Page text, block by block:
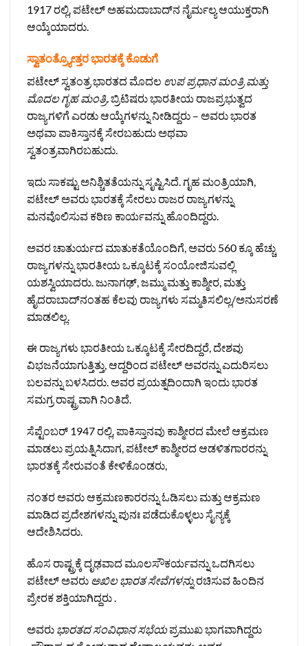
1917 ರಲ್ಲಿ, ಪಟೇಲ್ ಅಹಮದಾಬಾದ್‌ನ ನೈರ್ಮಲ್ಯ ಆಯುಕ್ತರಾಗಿ
ಆಯ್ಕೆಯಾದರು.
ಸ್ವಾತಂತ್ರ್ಯೋತ್ತರ ಭಾರತಕ್ಕೆ ಕೊಡುಗೆ
ಪಟೇಲ್ ಸ್ವತಂತ್ರ ಭಾರತದ ಮೊದಲ ಉಪ ಪ್ರಧಾನ ಮಂತ್ರಿ ಮತ್ತು
ಮೊದಲ ಗೃಹ ಮಂತ್ರಿ.ಬ್ರಿಟಿಷರು ಭಾರತೀಯ ರಾಜಪ್ರಭುತ್ವದ
ರಾಜ್ಯಗಳಿಗೆ ಎರಡು ಆಯ್ಕೆಗಳನ್ನು ನೀಡಿದ್ದರು – ಅವರು ಭಾರತ
ಅಥವಾ ಪಾಕಿಸ್ತಾನಕ್ಕೆ ಸೇರಬಹುದು ಅಥವಾ
ಸ್ವತಂತ್ರವಾಗಿರಬಹುದು.
ಇದು ಸಾಕಷ್ಟು ಅನಿಶ್ಚಿತತೆಯನ್ನು ಸೃಷ್ಟಿಸಿದೆ. ಗೃಹ ಮಂತ್ರಿಯಾಗಿ,
ಪಟೇಲ್ ಅವರು ಭಾರತಕ್ಕೆ ಸೇರಲು ರಾಜರ ರಾಜ್ಯಗಳನ್ನು
ಮನವೊಲಿಸುವ ಕಠಿಣ ಕಾರ್ಯವನ್ನು ಹೊಂದಿದ್ದರು.
ಅವರ ಚಾತುರ್ಯದ ಮಾತುಕತೆಯೊಂದಿಗೆ, ಅವರು 560 ಕ್ಕೂ ಹೆಚ್ಚು
ರಾಜ್ಯಗಳನ್ನು ಭಾರತೀಯ ಒಕ್ಕೂಟಕ್ಕೆ ಸಂಯೋಜಿಸುವಲ್ಲಿ
ಯಶಸ್ವಿಯಾದರು. ಜುನಾಗಢ್, ಜಮ್ಮು ಮತ್ತು ಕಾಶ್ಮೀರ, ಮತ್ತು
ಹೈದರಾಬಾದ್‌ನಂತಹ ಕೆಲವು ರಾಜ್ಯಗಳು ಸಮ್ಮತಿಸಲಿಲ್ಲ/ಅನುಸರಣೆ
ಮಾಡಲಿಲ್ಲ.
ಈ ರಾಜ್ಯಗಳು ಭಾರತೀಯ ಒಕ್ಕೂಟಕ್ಕೆ ಸೇರದಿದ್ದರೆ, ದೇಶವು
ವಿಭಜನೆಯಾಗುತ್ತಿತ್ತು, ಆದ್ದರಿಂದ ಪಟೇಲ್ ಅವರನ್ನು ಎದುರಿಸಲು
ಬಲವನ್ನು ಬಳಸಿದರು. ಅವರ ಪ್ರಯತ್ನದಿಂದಾಗಿ ಇಂದು ಭಾರತ
ಸಮಗ್ರ ರಾಷ್ಟ್ರವಾಗಿ ನಿಂತಿದೆ.
ಸೆಪ್ಟೆಂಬರ್ 1947 ರಲ್ಲಿ, ಪಾಕಿಸ್ತಾನವು ಕಾಶ್ಮೀರದ ಮೇಲೆ ಆಕ್ರಮಣ
ಮಾಡಲು ಪ್ರಯತ್ನಿಸಿದಾಗ, ಪಟೇಲ್ ಕಾಶ್ಮೀರದ ಆಡಳಿತಗಾರರನ್ನು
ಭಾರತಕ್ಕೆ ಸೇರುವಂತೆ ಕೇಳಿಕೊಂಡರು,
ನಂತರ ಅವರು ಆಕ್ರಮಣಕಾರರನ್ನು ಓಡಿಸಲು ಮತ್ತು ಆಕ್ರಮಣ
ಮಾಡಿದ ಪ್ರದೇಶಗಳನ್ನು ಪುನಃ ಪಡೆದುಕೊಳ್ಳಲು ಸೈನ್ಯಕ್ಕೆ
ಆದೇಶಿಸಿದರು.
ಹೊಸ ರಾಷ್ಟ್ರಕ್ಕೆ ದೃಢವಾದ ಮೂಲಸೌಕರ್ಯವನ್ನು ಒದಗಿಸಲು
ಪಟೇಲ್ ಅವರು ಅಖಿಲ ಭಾರತ ಸೇವೆಗಳನ್ನು ರಚಿಸುವ ಹಿಂದಿನ
ಪ್ರೇರಕ ಶಕ್ತಿಯಾಗಿದ್ದರು .
ಅವರು ಭಾರತದ ಸಂವಿಧಾನ ಸಭೆಯಪ್ರಮುಖ ಭಾಗವಾಗಿದ್ದರು